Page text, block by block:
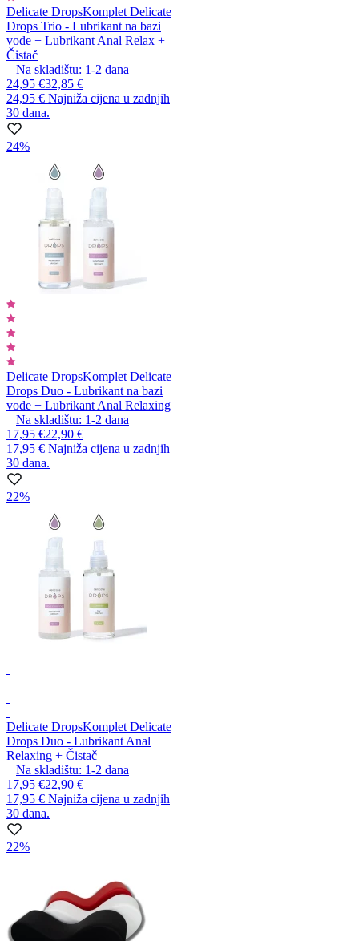
Delicate DropsKomplet Delicate
Drops Trio - Lubrikant na bazi
vode + Lubrikant Anal Relax +
Čistač
Na skladištu: 1-2 dana
24,95 €32,85 €
24,95 € Najniža cijena u zadnjih
30 dana.
24%
Delicate DropsKomplet Delicate
Drops Duo - Lubrikant na bazi
vode + Lubrikant Anal Relaxing
Na skladištu: 1-2 dana
17,95 €22,90 €
17,95 € Najniža cijena u zadnjih
30 dana.
22%
Delicate DropsKomplet Delicate
Drops Duo - Lubrikant Anal
Relaxing + Čistač
Na skladištu: 1-2 dana
17,95 €22,90 €
17,95 € Najniža cijena u zadnjih
30 dana.
22%